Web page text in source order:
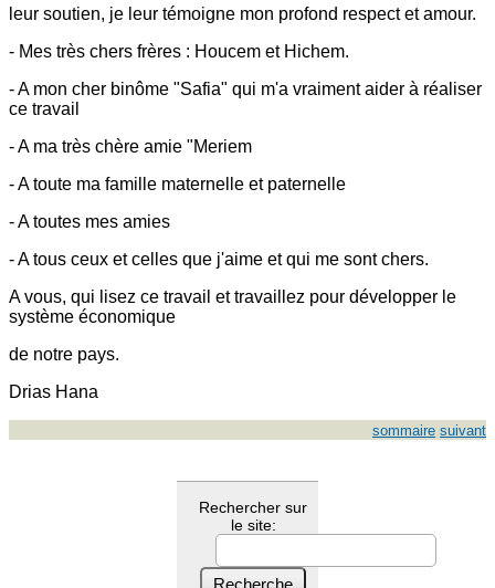
leur soutien, je leur témoigne mon profond respect et amour.
- Mes très chers frères : Houcem et Hichem.
- A mon cher binôme "Safia" qui m'a vraiment aider à réaliser
ce travail
- A ma très chère amie "Meriem
- A toute ma famille maternelle et paternelle
- A toutes mes amies
- A tous ceux et celles que j'aime et qui me sont chers.
A vous, qui lisez ce travail et travaillez pour développer le
système économique
de notre pays.
Drias Hana
sommaire suivant
Rechercher sur
le site: